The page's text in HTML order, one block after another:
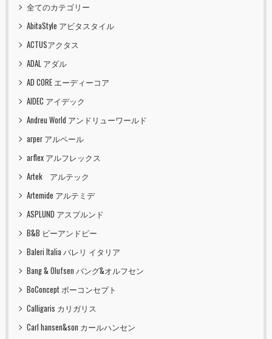
全てのカテゴリー
AbitaStyle アビタスタイル
ACTUSアクタス
ADAL アダル
AD CORE エーディーコア
AIDEC アイデック
Andreu World アンドリューワールド
arper アルペール
arflex アルフレックス
Artek アルテック
Artemide アルテミデ
ASPLUND アスプルンド
B&B ビーアンドビー
Baleri Italia バレリ イタリア
Bang & Olufsen バング&オルフセン
BoConcept ボーコンセプト
Calligaris カリガリス
Carl hansen&son カールハンセン